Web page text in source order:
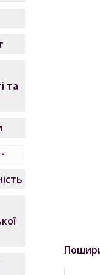
та